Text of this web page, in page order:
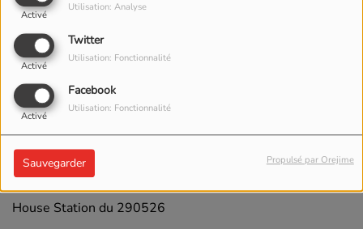
Activé
Utilisation: Analyse
Twitter
Activé
Utilisation: Fonctionnalité
Facebook
Activé
Utilisation: Fonctionnalité
Sauvegarder Propulsé par Orejime
03 JUIN 2026 - 1768 VUES
ÉCOUTER LE PODCAST TÉLÉCHARGER LE PODCAST
House Station du 290526